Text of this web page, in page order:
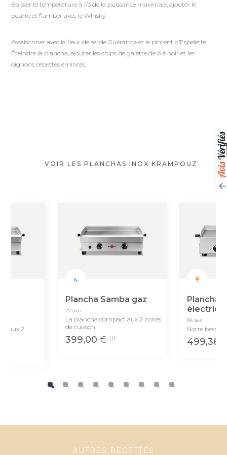
Baisser la température à 1/3 de la puissance maximale, ajouter le
beurre et flamber avec le Whisky.
Assaisonner avec la fleur de sel de Guérande et le piment d’Espelette.
Éteindre la plancha, ajouter les chips de galette de blé noir et les
oignons cébettes émincés.
VOIR LES PLANCHAS INOX KRAMPOUZ
aux 2
Plancha Samba gaz
27 avis
La plancha compact aux 2 zones
de cuisson
399,00 € TTC
Plancha
96 avis
Notre best-
499,36
AUTRES RECETTES